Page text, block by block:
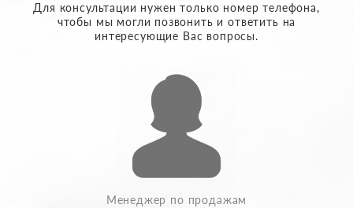
Для консультации нужен только номер телефона,
чтобы мы могли позвонить и ответить на
интересующие Вас вопросы.
Менеджер по продажам